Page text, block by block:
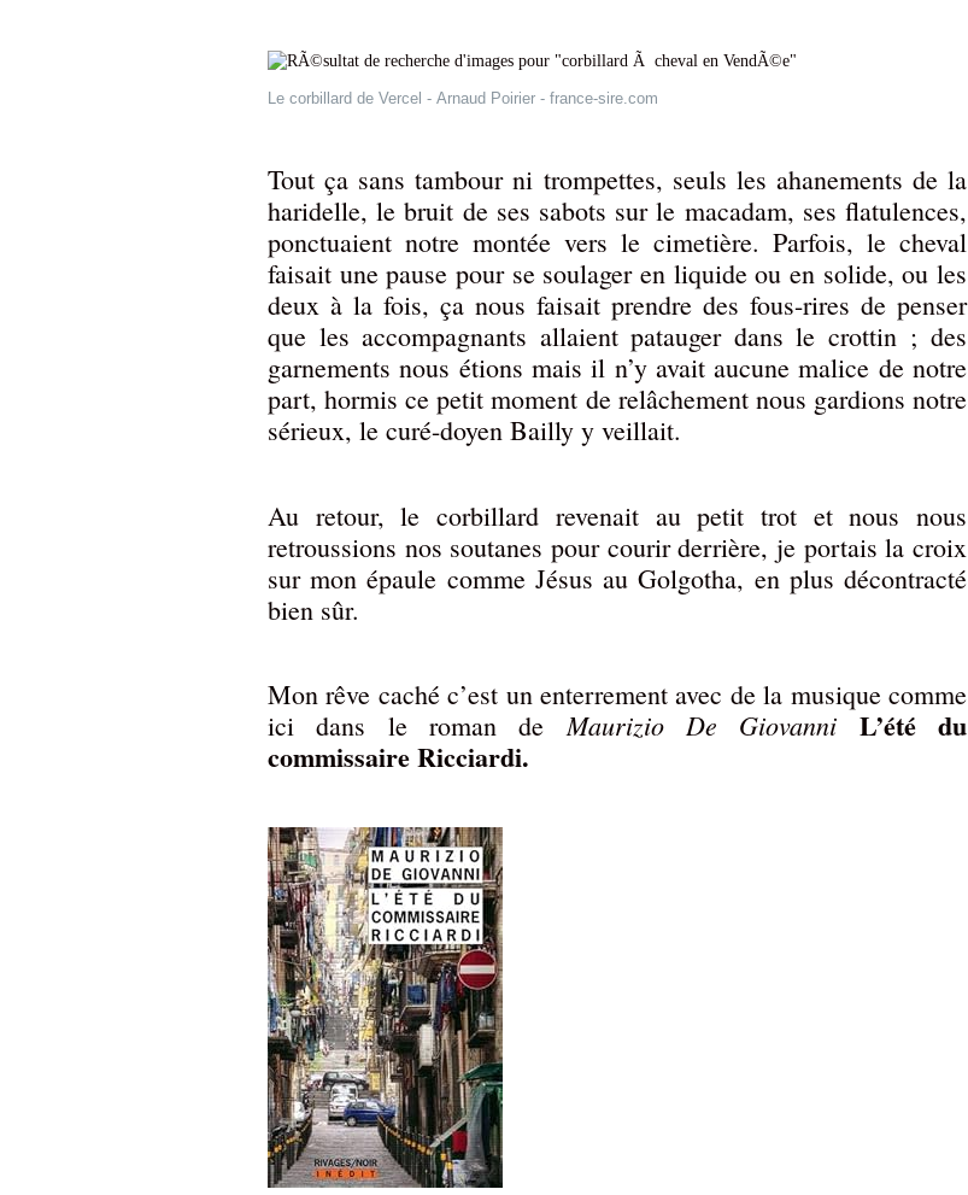
Le corbillard de Vercel - Arnaud Poirier - france-sire.com
Tout ça sans tambour ni trompettes, seuls les ahanements de la
haridelle, le bruit de ses sabots sur le macadam, ses flatulences,
ponctuaient notre montée vers le cimetière. Parfois, le cheval
faisait une pause pour se soulager en liquide ou en solide, ou les
deux à la fois, ça nous faisait prendre des fous-rires de penser
que les accompagnants allaient patauger dans le crottin ; des
garnements nous étions mais il n’y avait aucune malice de notre
part, hormis ce petit moment de relâchement nous gardions notre
sérieux, le curé-doyen Bailly y veillait.
Au retour, le corbillard revenait au petit trot et nous nous
retroussions nos soutanes pour courir derrière, je portais la croix
sur mon épaule comme Jésus au Golgotha, en plus décontracté
bien sûr.
Mon rêve caché c’est un enterrement avec de la musique comme
ici dans le roman deMaurizio De Giovanni L’été du
commissaire Ricciardi.